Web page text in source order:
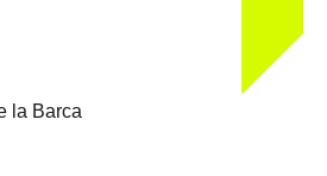
la Barca